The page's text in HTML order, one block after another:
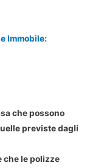
Immobile:
che possono
previste dagli
che le polizze